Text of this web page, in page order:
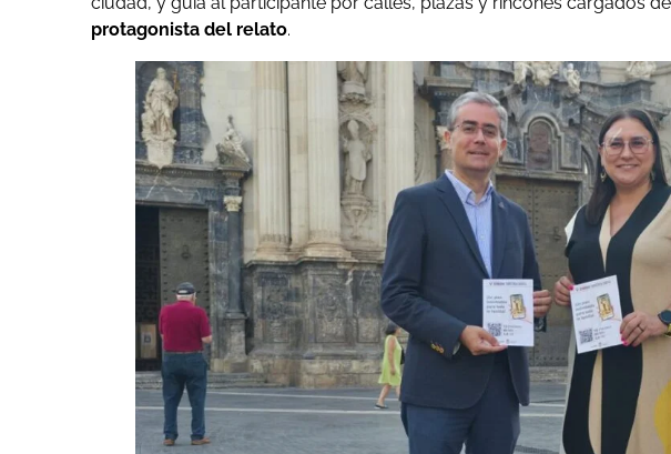
protagonista del relato.